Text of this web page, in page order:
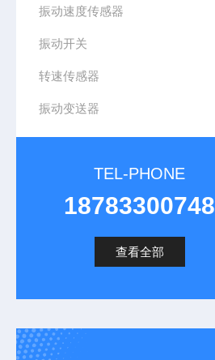
振动速度传感器
振动开关
转速传感器
振动变送器
TEL-PHONE
18783300748
查看全部